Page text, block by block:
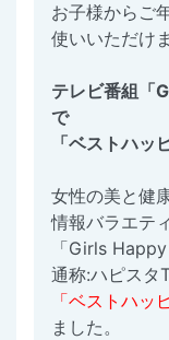
お子様からご
使いいただけま
テレビ番組「
で
「ベストハ
女性の美と健
情報バラエテ
「Girls
通称:ハピスタ
「ベストハッ
ました。